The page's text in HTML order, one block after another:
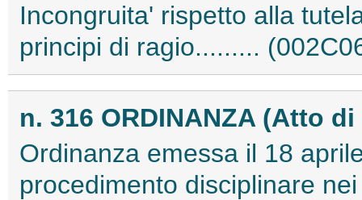
Incongruita' rispetto alla
principi di ragio.........
n. 316 ORDINANZA (Atto
Ordinanza emessa il 18
procedimento disciplinare